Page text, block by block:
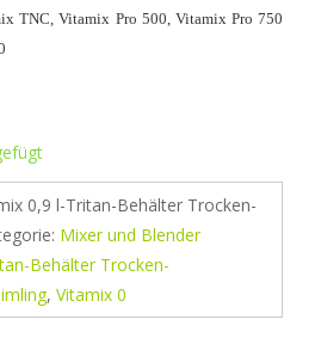
TNC, Vitamix Pro 500, Vitamix Pro 750
0,9 l-Tritan-Behälter Trocken-
Mixer und Blender
Behälter Trocken-
, Vitamix 0